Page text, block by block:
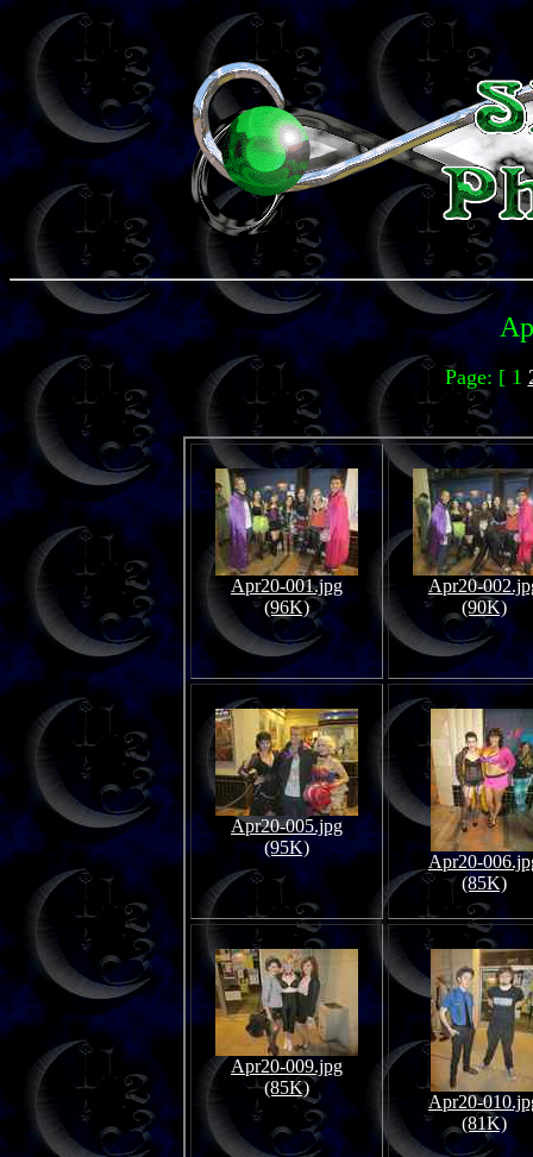
Page: [ 1
Apr20-001.jpg
(96K)
Apr20-
(90K)
Apr20-005.jpg
(95K)
Apr20-
(85K)
Apr20-009.jpg
(85K)
Apr20-
(81K)